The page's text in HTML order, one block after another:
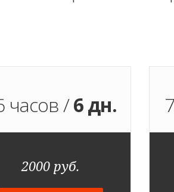
часов /6 дн.
2000 руб.